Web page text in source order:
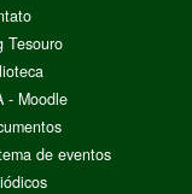
Tesouro
- Moodle
de eventos